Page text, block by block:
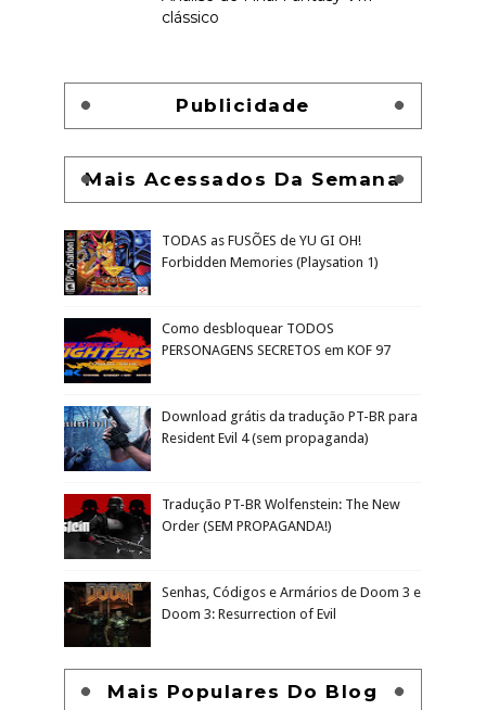
clássico
Publicidade
Mais Acessados Da Semana
TODAS as FUSÕES de YU GI OH!
Forbidden Memories (Playsation 1)
Como desbloquear TODOS
PERSONAGENS SECRETOS em KOF 97
Download grátis da tradução PT-BR para
Resident Evil 4 (sem propaganda)
Tradução PT-BR Wolfenstein: The New
Order (SEM PROPAGANDA!)
Senhas, Códigos e Armários de Doom 3 e
Doom 3: Resurrection of Evil
Mais Populares Do Blog